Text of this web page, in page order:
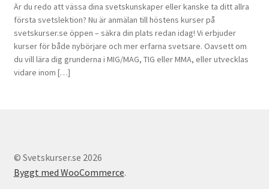
Är du redo att vässa dina svetskunskaper eller kanske ta ditt allra
första svetslektion? Nu är anmälan till höstens kurser på
svetskurser.se öppen – säkra din plats redan idag! Vi erbjuder
kurser för både nybörjare och mer erfarna svetsare. Oavsett om
du vill lära dig grunderna i MIG/MAG, TIG eller MMA, eller utvecklas
vidare inom […]
© Svetskurser.se 2026
Byggt med WooCommerce.